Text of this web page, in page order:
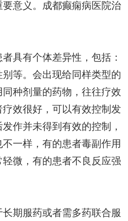
意义。 成都癫痫病医院治
具有个体差异性，包括：
等。会出现给同样类型的
种剂量的药物，往往疗效
效很好，可以有效控制发
作并未得到有效的控制，
一样，有的患者毒副作用
微，有的患者不良反应强
期服药或者需多药联合服